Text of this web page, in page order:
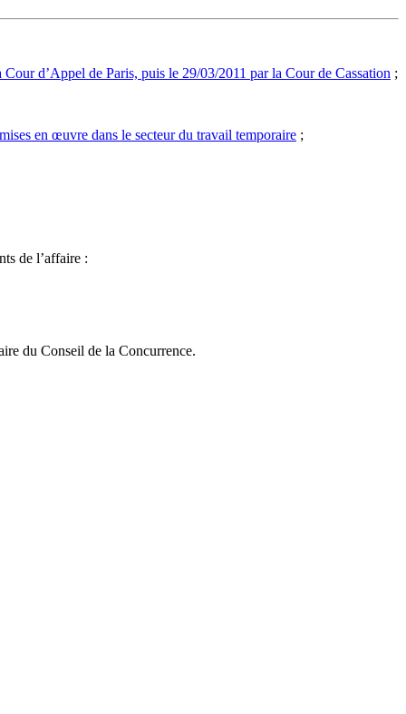
d’Appel de Paris, puis le 29/03/2011 par la Cour de Cassation ;
en œuvre dans le secteur du travail temporaire ;
de l’affaire :
du Conseil de la Concurrence.